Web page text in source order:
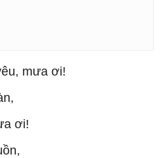
mưa ơi!
ơi!